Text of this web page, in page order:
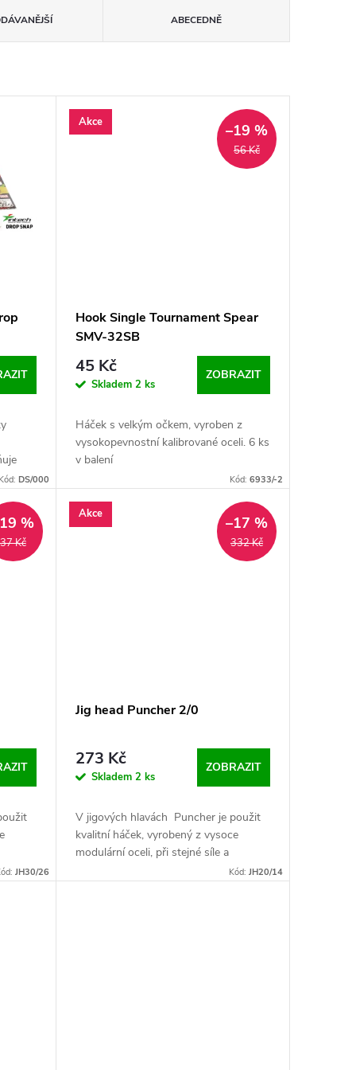
ABECEDNĚ
DS/000
Akce
56 Kč
–19 %
Hook Single Tournament Spear
SMV-32SB
45 Kč
Skladem 2 ks
ZOBRAZIT
Háček s velkým očkem, vyroben z
vysokopevnostní kalibrované oceli. 6 ks
v balení
Kód: 6933/-2
37 Kč
%
JH30/26
Akce
332 Kč
–17 %
Jig head Puncher 2/0
273 Kč
Skladem 2 ks
ZOBRAZIT
V jigových hlavách Puncher je použit
kvalitní háček, vyrobený z vysoce
modulární oceli, při stejné síle a
Kód: JH20/14